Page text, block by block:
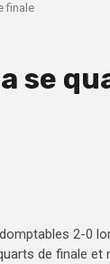
finale
se
2-0
de finale